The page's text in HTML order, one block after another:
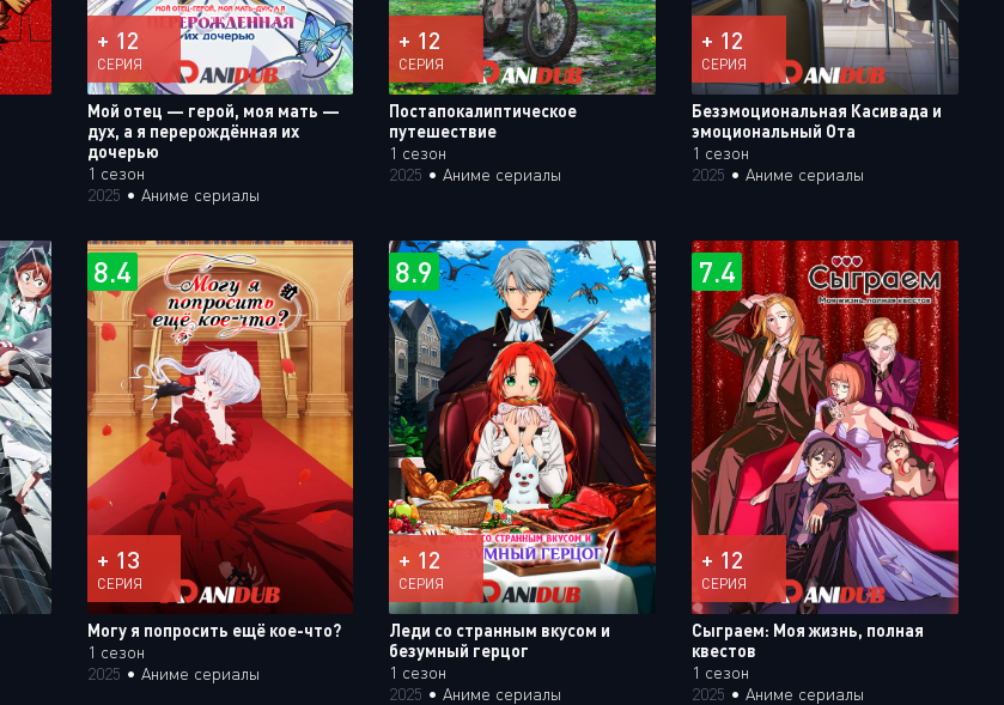
+ 12
СЕРИЯ
Мой отец — герой, моя мать —
дух, а я перерождённая их
дочерью
1 сезон
2025 • Аниме сериалы
+ 12
СЕРИЯ
Постапокалиптическое
путешествие
1 сезон
2025 •Аниме сериалы
+ 12
СЕРИЯ
Безэмоциональная Касивада и
эмоциональный Ота
1 сезон
2025 •Аниме сериалы
8.4
+ 13
СЕРИЯ
Могу я попросить ещё кое-что?
1 сезон
2025 • Аниме сериалы
8.9
+ 12
СЕРИЯ
Леди со странным вкусом и
безумный герцог
1 сезон
2025 •Аниме сериалы
7.4
+ 12
СЕРИЯ
Сыграем: Моя жизнь, полная
квестов
1 сезон
2025 •Аниме сериалы